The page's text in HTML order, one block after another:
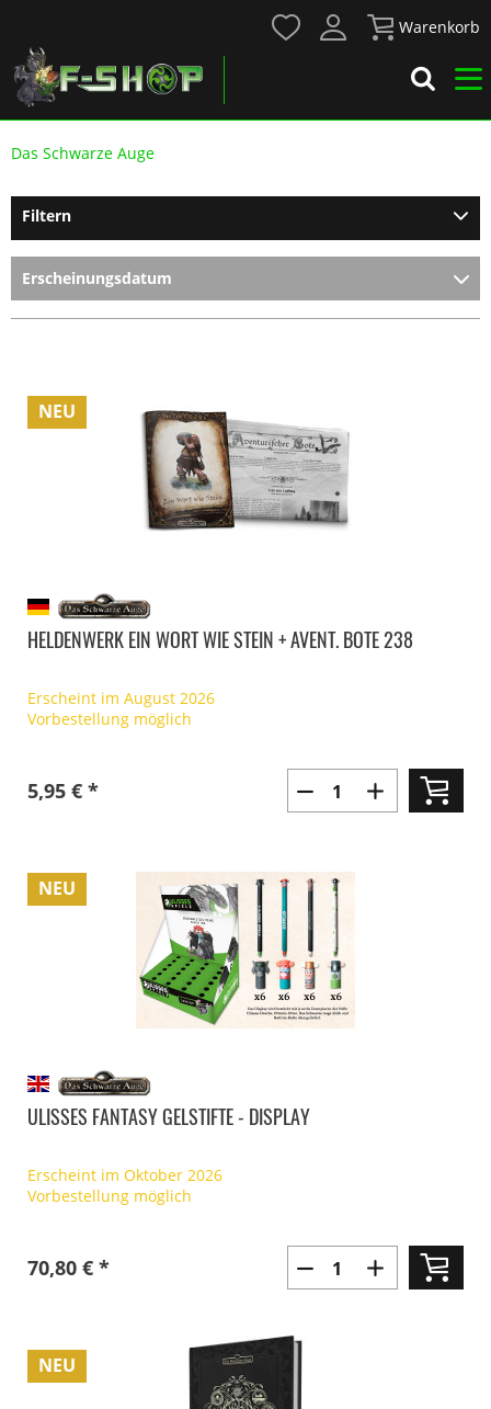
Warenkorb
Das Schwarze Auge
Filtern
NEU
HELDENWERK EIN WORT WIE STEIN + AVENT. BOTE 238
Erscheint im August 2026
Vorbestellung möglich
5,95 € *
NEU
ULISSES FANTASY GELSTIFTE - DISPLAY
Erscheint im Oktober 2026
Vorbestellung möglich
70,80 € *
NEU